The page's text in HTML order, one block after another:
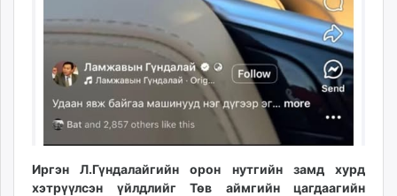
unuudur.mn
isee.mn
mglradio.com
fact.mn
itoim.mn
tumen.mn
shuum.mn
times.mn
tvmongolia.mn
Иргэн Л.Гүндалайгийн орон нутгийн замд хурд
хэтрүүлсэн үйлдлийг Төв аймгийн цагдаагийн